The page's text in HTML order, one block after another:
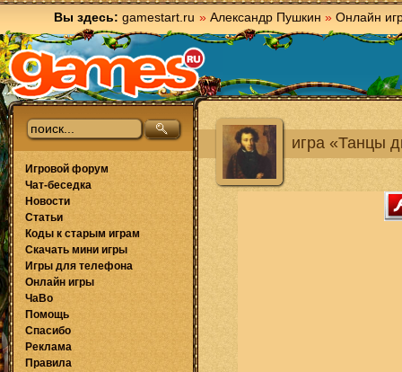
Вы здесь: gamestart.ru » Александр Пушкин » Онлайн
игра «Танцы
Игровой форум
Чат-беседка
Новости
Статьи
Коды к старым играм
Скачать мини игры
Игры для телефона
Онлайн игры
ЧаВо
Помощь
Спасибо
Реклама
Правила